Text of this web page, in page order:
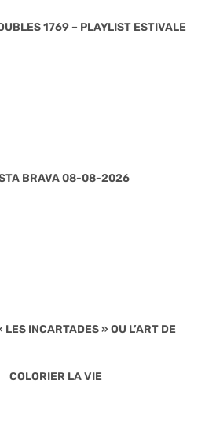
1769 – PLAYLIST ESTIVALE
BRAVA 08-08-2026
LES INCARTADES » OU L’ART DE
COLORIER LA VIE